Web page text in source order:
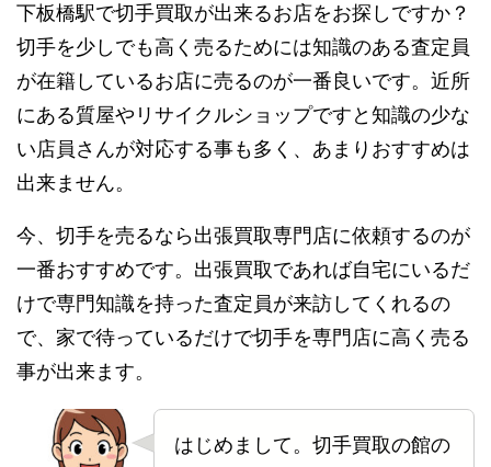
下板橋駅で切手買取が出来るお店をお探しですか？
切手を少しでも高く売るためには知識のある査定員
が在籍しているお店に売るのが一番良いです。近所
にある質屋やリサイクルショップですと知識の少な
い店員さんが対応する事も多く、あまりおすすめは
出来ません。
今、切手を売るなら出張買取専門店に依頼するのが
一番おすすめです。出張買取であれば自宅にいるだ
けで専門知識を持った査定員が来訪してくれるの
で、家で待っているだけで切手を専門店に高く売る
事が出来ます。
はじめまして。切手買取の館の